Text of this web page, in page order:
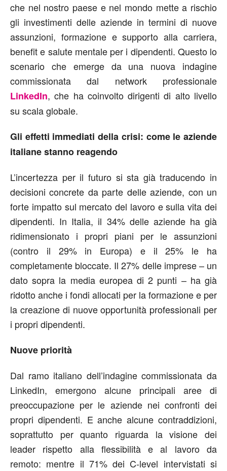
che nel nostro paese e nel mondo mette a rischio
gli investimenti delle aziende in termini di nuove
assunzioni, formazione e supporto alla carriera,
benefit e salute mentale per i dipendenti. Questo lo
scenario che emerge da una nuova indagine
commissionata dal network professionale
LinkedIn, che ha coinvolto dirigenti di alto livello
su scala globale.
Gli effetti immediati della crisi: come le aziende
italiane stanno reagendo
L’incertezza per il futuro si sta già traducendo in
decisioni concrete da parte delle aziende, con un
forte impatto sul mercato del lavoro e sulla vita dei
dipendenti. In Italia, il 34% delle aziende ha già
ridimensionato i propri piani per le assunzioni
(contro il 29% in Europa) e il 25% le ha
completamente bloccate. Il 27% delle imprese – un
dato sopra la media europea di 2 punti – ha già
ridotto anche i fondi allocati per la formazione e per
la creazione di nuove opportunità professionali per
i propri dipendenti.
Nuove priorità
Dal ramo italiano dell’indagine commissionata da
LinkedIn, emergono alcune principali aree di
preoccupazione per le aziende nei confronti dei
propri dipendenti. E anche alcune contraddizioni,
soprattutto per quanto riguarda la visione dei
leader rispetto alla flessibilità e al lavoro da
remoto: mentre il 71% dei C-level intervistati si